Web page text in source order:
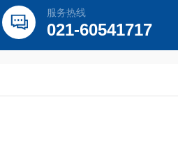
服务热线
021-60541717